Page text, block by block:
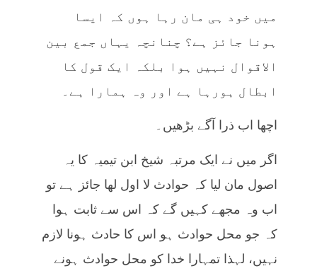
میں خود ہی مان رہا ہوں کہ ایسا
ہونا جائز ہے؟ چنانچہ یہاں جمع بین
الاقوال نہیں ہوا بلکہ ایک قول کا
ابطال ہورہا ہے اور وہ ہمارا ہے۔
اچھا اب ذرا آگے بڑھیں۔
اگر میں نے ایک مرتبہ شیخ ابن تیمیہ کا یہ
اصول مان لیا کہ حوادث لا اول لھا جائز ہے تو
اب وہ مجھے کہیں گے کہ اس سے ثابت ہوا
کہ جو محل حوادث ہو اس کا حادث ہونا لازم
نہیں، لہذا تمہارا خدا کو محل حوادث ہونے